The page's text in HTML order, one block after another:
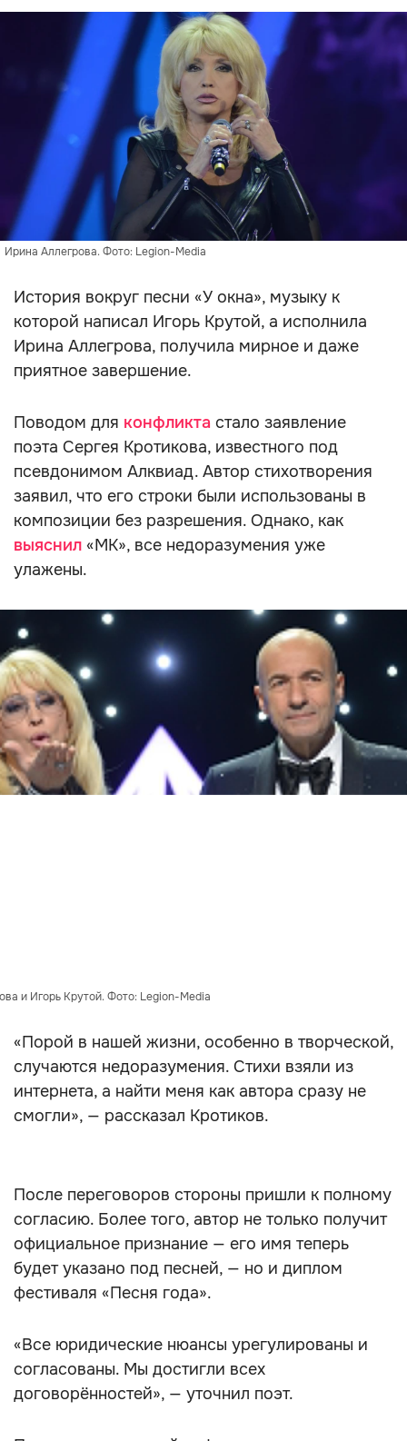
Ирина Аллегрова. Фото: Legion-Media
История вокруг песни «У окна», музыку к
которой написал Игорь Крутой, а исполнила
Ирина Аллегрова, получила мирное и даже
приятное завершение.
Поводом для конфликта стало заявление
поэта Сергея Кротикова, известного под
псевдонимом Алквиад. Автор стихотворения
заявил, что его строки были использованы в
композиции без разрешения. Однако, как
выяснил «МК», все недоразумения уже
улажены.
и Игорь Крутой. Фото: Legion-Media
«Порой в нашей жизни, особенно в творческой,
случаются недоразумения. Стихи взяли из
интернета, а найти меня как автора сразу не
смогли», — рассказал Кротиков.
После переговоров стороны пришли к полному
согласию. Более того, автор не только получит
официальное признание — его имя теперь
будет указано под песней, — но и диплом
фестиваля «Песня года».
«Все юридические нюансы урегулированы и
согласованы. Мы достигли всех
договорённостей», — уточнил поэт.